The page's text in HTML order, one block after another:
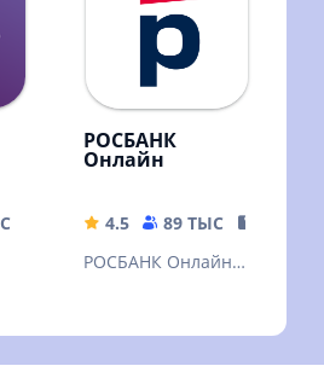
139.25 MB
РОСБАНК
Онлайн
4.5 89 ТЫС
РОСБАНК Онлайн –
приложение